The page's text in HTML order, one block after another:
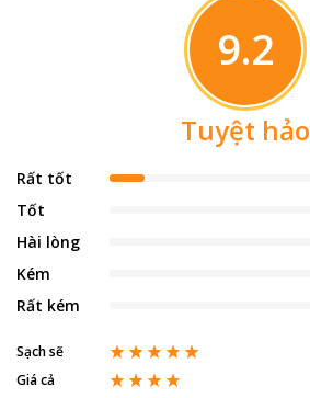
9.2
Tuyệt hảo
Rất tốt
Tốt
Hài lòng
Kém
Rất kém
Sạch sẽ
Giá cả